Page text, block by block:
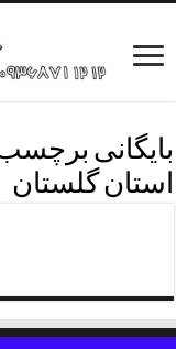
بایگانی
استان گلستان